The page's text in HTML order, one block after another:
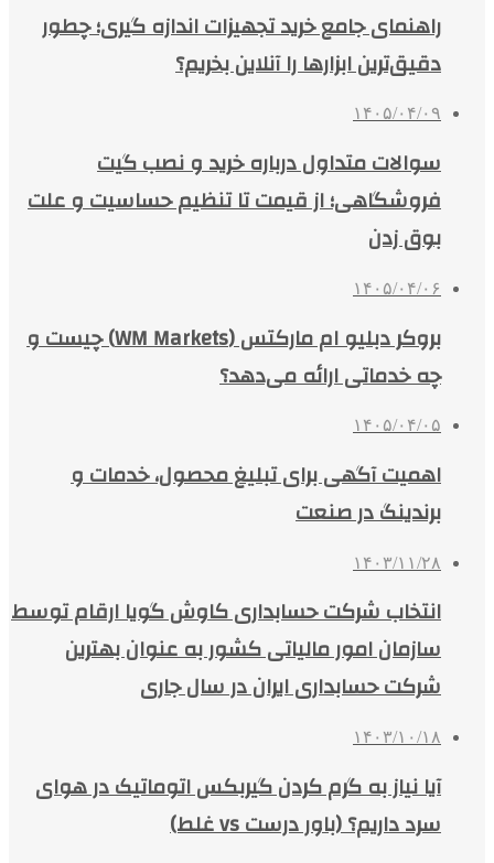
راهنمای جامع خرید تجهیزات اندازه گیری؛ چطور
دقیق‌ترین ابزارها را آنلاین بخریم؟
۱۴۰۵/۰۴/۰۹
سوالات متداول درباره خرید و نصب گیت
فروشگاهی؛ از قیمت تا تنظیم حساسیت و علت
بوق زدن
۱۴۰۵/۰۴/۰۶
بروکر دبلیو ام مارکتس (WM Markets) چیست و
چه خدماتی ارائه می‌دهد؟
۱۴۰۵/۰۴/۰۵
اهمیت آگهی برای تبلیغ محصول، خدمات و
برندینگ در صنعت
۱۴۰۳/۱۱/۲۸
انتخاب شرکت حسابداری کاوش گویا ارقام توسط
سازمان امور مالیاتی کشور به عنوان بهترین
شرکت حسابداری ایران در سال جاری
۱۴۰۳/۱۰/۱۸
آیا نیاز به گرم کردن گیربکس اتوماتیک در هوای
سرد داریم؟ (باور درست vs غلط)